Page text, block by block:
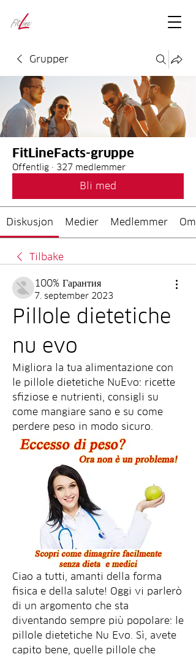
Grupper
FitLineFacts-gruppe
Offentlig · 327 medlemmer
Bli med
Diskusjon Medier Medlemmer Om
Tilbake
100% Гарантия
7. september 2023
Pillole dietetiche
nu evo
Migliora la tua alimentazione con
le pillole dietetiche NuEvo: ricette
sfiziose e nutrienti, consigli su
come mangiare sano e su come
perdere peso in modo sicuro.
Ciao a tutti, amanti della forma
fisica e della salute! Oggi vi parlerò
di un argomento che sta
diventando sempre più popolare: le
pillole dietetiche Nu Evo. Sì, avete
capito bene, quelle pillole che